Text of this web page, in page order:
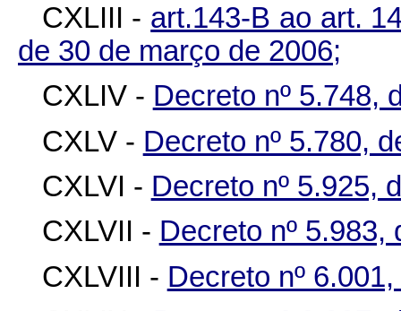
CXLIII - art.143-B ao art.
de 30 de março de 2006;
CXLIV - Decreto nº 5.748,
CXLV - Decreto nº 5.780,
CXLVI - Decreto nº 5.925,
CXLVII - Decreto nº 5.983,
CXLVIII - Decreto nº